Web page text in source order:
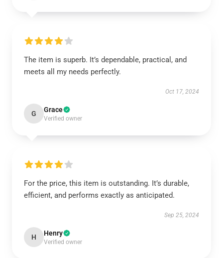
The item is superb. It’s dependable, practical, and
meets all my needs perfectly.
Oct 17, 2024
G Grace
Verified owner
For the price, this item is outstanding. It’s durable,
efficient, and performs exactly as anticipated.
Sep 25, 2024
H Henry
Verified owner